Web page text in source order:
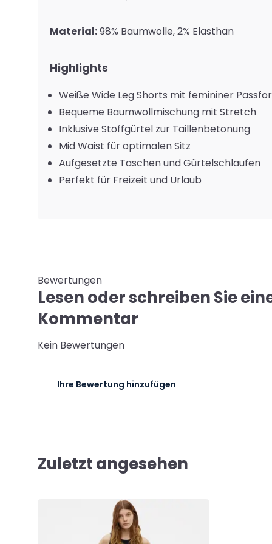
Material:98% Baumwolle, 2% Elasthan
Highlights
Weiße Wide Leg Shorts mit femininer
Bequeme Baumwollmischung mit Stretch
Inklusive Stoffgürtel zur Taillenbetonung
Mid Waist für optimalen Sitz
Aufgesetzte Taschen und Gürtelschlaufen
Perfekt für Freizeit und Urlaub
Bewertungen
Lesen oder schreiben Sie
Kommentar
Kein Bewertungen
Ihre Bewertung hinzufügen
Zuletzt angesehen